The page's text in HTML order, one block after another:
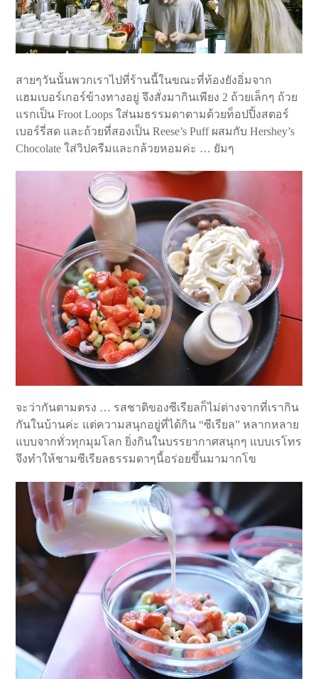
สายๆวันนั้นพวกเราไปที่ร้านนี้ในขณะที่ท้องยังอิ่มจาก
แฮมเบอร์เกอร์ข้างทางอยู่ จึงสั่งมากินเพียง 2 ถ้วยเล็กๆ ถ้วย
แรกเป็น Froot Loops ใส่นมธรรมดาตามด้วยท็อปปิ้งสตอร์
เบอร์รี่สด และถ้วยที่สองเป็น Reese’s Puff ผสมกับ Hershey’s
Chocolate ใส่วิปครีมและกล้วยหอมค่ะ … ยัมๆ
จะว่ากันตามตรง … รสชาติของซีเรียลก็ไม่ต่างจากที่เรากิน
กันในบ้านค่ะ แต่ความสนุกอยู่ที่ได้กิน “ซีเรียล” หลากหลาย
แบบจากทั่วทุกมุมโลก ยิ่งกินในบรรยากาศสนุกๆ แบบเรโทร
จึงทำให้ชามซีเรียลธรรมดาๆนี้อร่อยขึ้นมามากโข